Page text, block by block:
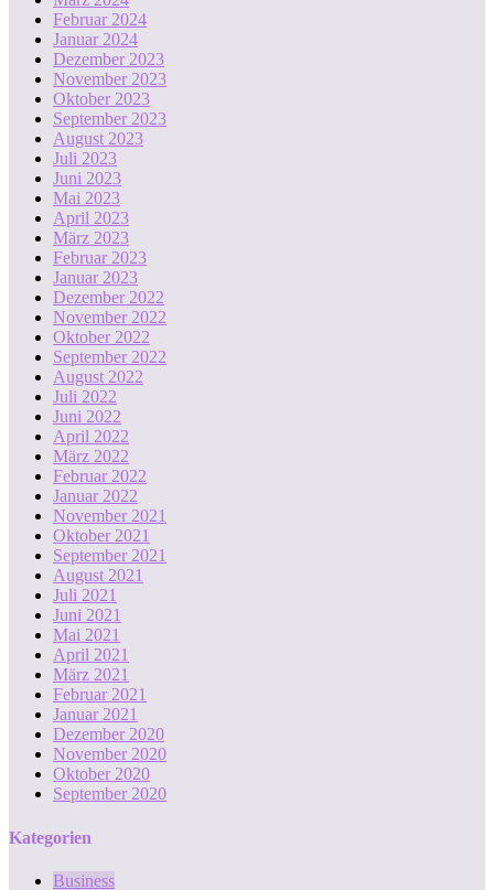
Februar 2024
Januar 2024
Dezember 2023
November 2023
Oktober 2023
September 2023
August 2023
Juli 2023
Juni 2023
Mai 2023
April 2023
März 2023
Februar 2023
Januar 2023
Dezember 2022
November 2022
Oktober 2022
September 2022
August 2022
Juli 2022
Juni 2022
April 2022
März 2022
Februar 2022
Januar 2022
November 2021
Oktober 2021
September 2021
August 2021
Juli 2021
Juni 2021
Mai 2021
April 2021
März 2021
Februar 2021
Januar 2021
Dezember 2020
November 2020
Oktober 2020
September 2020
Kategorien
Business